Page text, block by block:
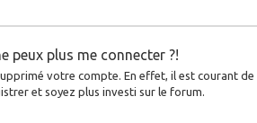
peux plus me connecter ?!
votre compte. En effet, il est courant
et soyez plus investi sur le forum.